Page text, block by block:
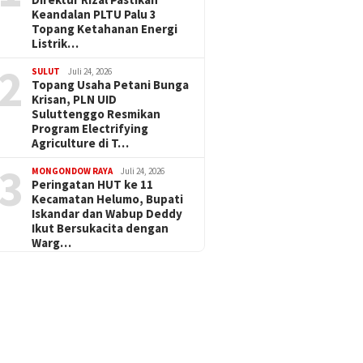
Keandalan PLTU Palu 3
Topang Ketahanan Energi
Listrik…
SULUT Juli 24, 2026
Topang Usaha Petani Bunga
Krisan, PLN UID
Suluttenggo Resmikan
Program Electrifying
Agriculture di T…
MONGONDOW RAYA Juli 24, 2026
Peringatan HUT ke 11
Kecamatan Helumo, Bupati
Iskandar dan Wabup Deddy
Ikut Bersukacita dengan
Warg…